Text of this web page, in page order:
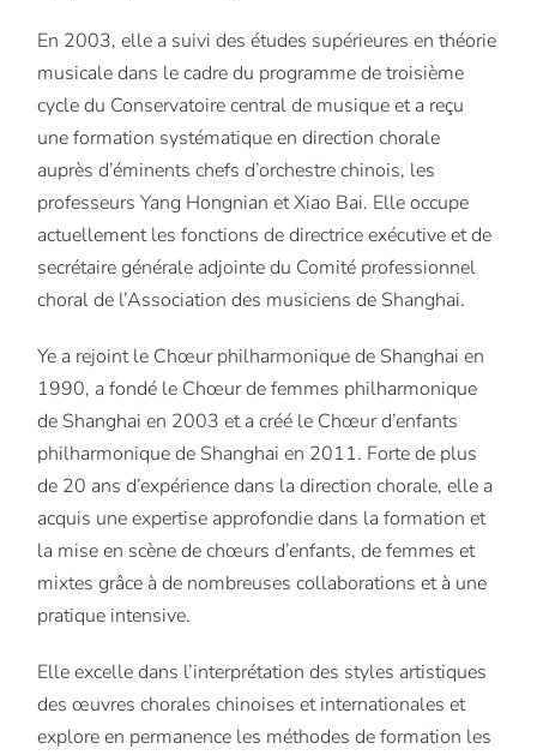
En 2003, elle a suivi des études supérieures en théorie
musicale dans le cadre du programme de troisième
cycle du Conservatoire central de musique et a reçu
une formation systématique en direction chorale
auprès d’éminents chefs d’orchestre chinois, les
professeurs Yang Hongnian et Xiao Bai. Elle occupe
actuellement les fonctions de directrice exécutive et de
secrétaire générale adjointe du Comité professionnel
choral de l’Association des musiciens de Shanghai.
Ye a rejoint le Chœur philharmonique de Shanghai en
1990, a fondé le Chœur de femmes philharmonique
de Shanghai en 2003 et a créé le Chœur d’enfants
philharmonique de Shanghai en 2011. Forte de plus
de 20 ans d’expérience dans la direction chorale, elle a
acquis une expertise approfondie dans la formation et
la mise en scène de chœurs d’enfants, de femmes et
mixtes grâce à de nombreuses collaborations et à une
pratique intensive.
Elle excelle dans l’interprétation des styles artistiques
des œuvres chorales chinoises et internationales et
explore en permanence les méthodes de formation les